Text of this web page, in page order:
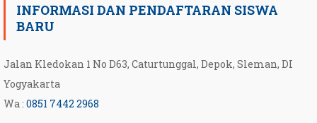
INFORMASI DAN PENDAFTARAN SISWA
BARU
Jalan Kledokan 1 No D63, Caturtunggal, Depok, Sleman, DI
Yogyakarta
Wa : 0851 7442 2968